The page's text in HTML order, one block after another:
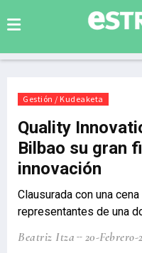
Gestión / Kudeaketa
Quality
Bilbao su gran
innovación
Clausurada con una
representantes de una
Beatriz Itza 20-Febrero-